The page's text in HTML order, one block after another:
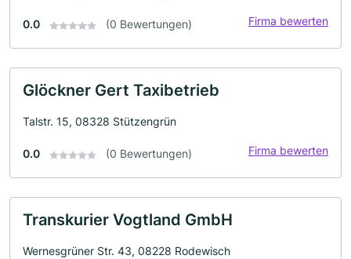
0.0 (0 Bewertungen) Firma bewerten
Glöckner Gert Taxibetrieb
Talstr. 15, 08328 Stützengrün
0.0 (0 Bewertungen) Firma bewerten
Transkurier Vogtland GmbH
Wernesgrüner Str. 43, 08228 Rodewisch